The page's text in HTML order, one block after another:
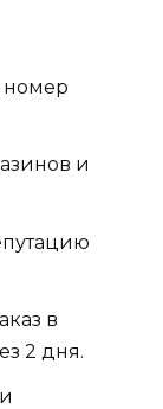
номер
и
в
2 дня.